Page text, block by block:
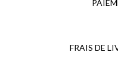
FRAIS DE